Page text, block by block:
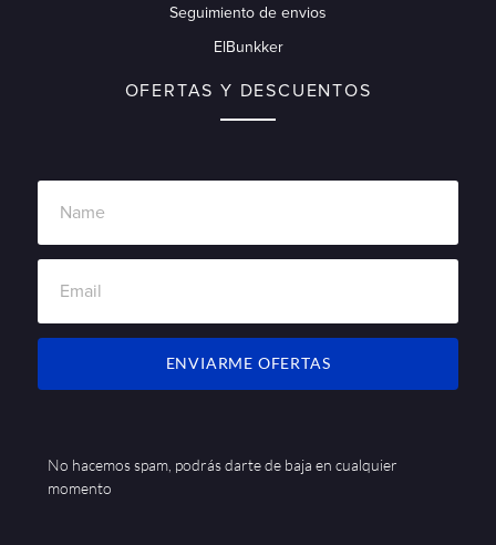
Seguimiento de envios
ElBunkker
OFERTAS Y DESCUENTOS
ENVIARME OFERTAS
No hacemos spam, podrás darte de baja en cualquier
momento